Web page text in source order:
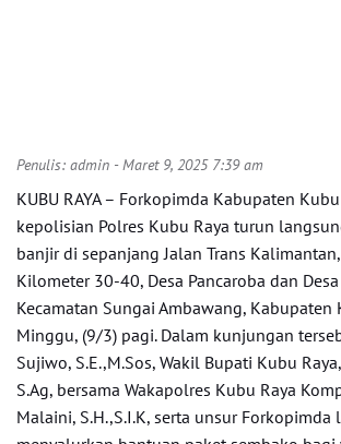
Penulis: admin - Maret 9, 2025 7:39 am
KUBU RAYA – Forkopimda Kabupaten
kepolisian Polres Kubu Raya turun
banjir di sepanjang Jalan Trans
Kilometer 30-40, Desa Pancaroba dan
Kecamatan Sungai Ambawang, Kabupaten
Minggu, (9/3) pagi. Dalam kunjungan
Sujiwo, S.E.,M.Sos, Wakil Bupati Kubu
S.Ag, bersama Wakapolres Kubu Raya
Malaini, S.H.,S.I.K, serta unsur Forkopimda